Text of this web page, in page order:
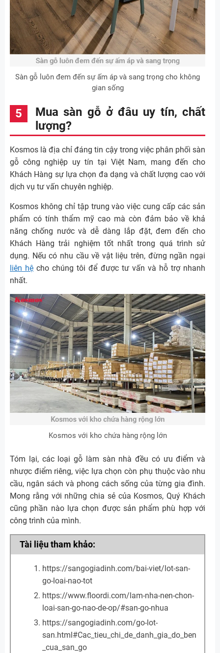
Sàn gỗ luôn đem đến sự ấm áp và sang trọng cho không
gian sống
Mua sàn gỗ ở đâu uy tín, chất
lượng?
Kosmos là địa chỉ đáng tin cậy trong việc phân phối sàn
gỗ công nghiệp uy tín tại Việt Nam, mang đến cho
Khách Hàng sự lựa chọn đa dạng và chất lượng cao với
dịch vụ tư vấn chuyên nghiệp.
Kosmos không chỉ tập trung vào việc cung cấp các sản
phẩm có tính thẩm mỹ cao mà còn đảm bảo về khả
năng chống nước và dễ dàng lắp đặt, đem đến cho
Khách Hàng trải nghiệm tốt nhất trong quá trình sử
dụng. Nếu có nhu cầu về vật liệu trên, đừng ngần ngại
liên hệ cho chúng tôi để được tư vấn và hỗ trợ nhanh
nhất.
Kosmos với kho chứa hàng rộng lớn
Tóm lại, các loại gỗ làm sàn nhà đều có ưu điểm và
nhược điểm riêng, việc lựa chọn còn phụ thuộc vào nhu
cầu, ngân sách và phong cách sống của từng gia đình.
Mong rằng với những chia sẻ của Kosmos, Quý Khách
cũng phần nào lựa chọn được sản phẩm phù hợp với
công trình của mình.
Tài liệu tham khảo:
https://sangogiadinh.com/bai-viet/lot-san-
go-loai-nao-tot
https://www.floordi.com/lam-nha-nen-chon-
loai-san-go-nao-de-op/#san-go-nhua
https://sangogiadinh.com/go-lot-
san.html#Cac_tieu_chi_de_danh_gia_do_ben
_cua_san_go